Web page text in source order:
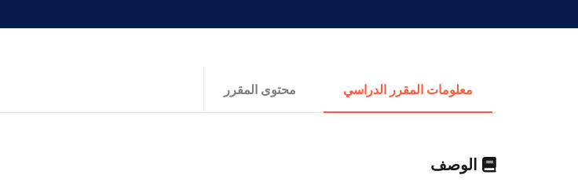
معلومات المقرر الدراسي محتوى المقرر
الوصف